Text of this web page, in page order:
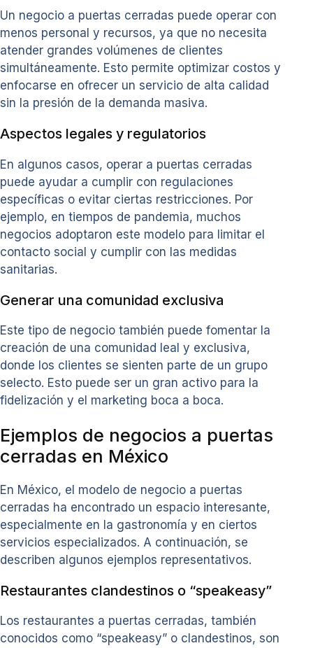
Un negocio a puertas cerradas puede operar con
menos personal y recursos, ya que no necesita
atender grandes volúmenes de clientes
simultáneamente. Esto permite optimizar costos y
enfocarse en ofrecer un servicio de alta calidad
sin la presión de la demanda masiva.
Aspectos legales y regulatorios
En algunos casos, operar a puertas cerradas
puede ayudar a cumplir con regulaciones
específicas o evitar ciertas restricciones. Por
ejemplo, en tiempos de pandemia, muchos
negocios adoptaron este modelo para limitar el
contacto social y cumplir con las medidas
sanitarias.
Generar una comunidad exclusiva
Este tipo de negocio también puede fomentar la
creación de una comunidad leal y exclusiva,
donde los clientes se sienten parte de un grupo
selecto. Esto puede ser un gran activo para la
fidelización y el marketing boca a boca.
Ejemplos de negocios a puertas
cerradas en México
En México, el modelo de negocio a puertas
cerradas ha encontrado un espacio interesante,
especialmente en la gastronomía y en ciertos
servicios especializados. A continuación, se
describen algunos ejemplos representativos.
Restaurantes clandestinos o “speakeasy”
Los restaurantes a puertas cerradas, también
conocidos como “speakeasy” o clandestinos, son